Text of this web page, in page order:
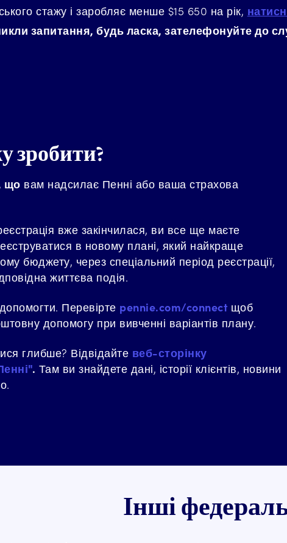
стажу і заробляє менше $15 650 на рік,
запитання, будь ласка, зателефонуйте до
зробити?
що вам надсилає Пенні або ваша страхова
вже закінчилася, ви все ще маєте
в новому плані, який найкраще
бюджету, через спеціальний період реєстрації,
життєва подія.
Перевірте pennie.com/connect щоб
допомогу при вивченні варіантів плану.
глибше? Відвідайте веб-сторінку
. Там ви знайдете дані, історії клієнтів, новини
Інші